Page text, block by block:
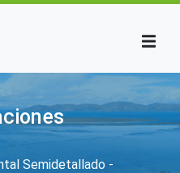
de ayuda a la
Semidetallado -